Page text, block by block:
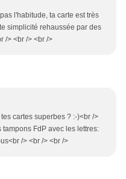
l'habitude, ta carte est très
simplicité rehaussée par des
/> <br /> <br />
cartes superbes ? :-)<br />
FdP avec les lettres:
/> <br /> <br />